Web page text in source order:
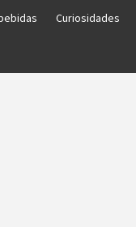
Curiosidades